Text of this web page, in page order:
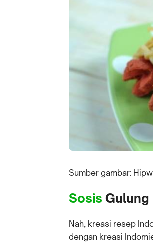
Sumber gambar:
Sosis Gulung
Nah, kreasi resep
dengan kreasi